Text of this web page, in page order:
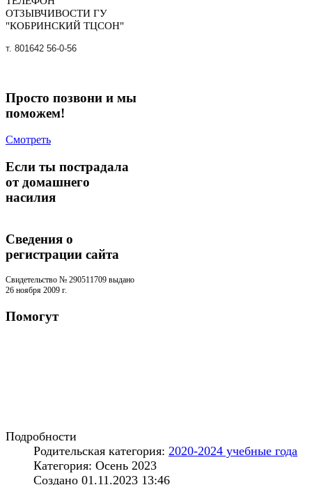
ОТЗЫВЧИВОСТИ ГУ
"КОБРИНСКИЙ ТЦСОН"
т. 801642 56-0-56
Просто позвони и мы
поможем!
Смотреть
Если ты пострадала
от домашнего
насилия
Сведения о
регистрации cайта
Свидетельство № 290511709 выдано
26 ноября 2009 г.
Помогут
Подробности
Родительская категория: 2020-2024 учебные года
Категория: Осень 2023
Создано 01.11.2023 13:46